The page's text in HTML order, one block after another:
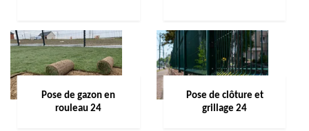
Pose de gazon en
rouleau 24
Pose de clôture et
grillage 24